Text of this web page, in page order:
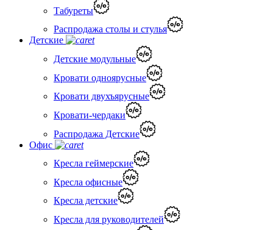
Табуреты
Распродажа столы и стулья
Детские
Детские модульные
Кровати одноярусные
Кровати двухъярусные
Кровати-чердаки
Распродажа Детские
Офис
Кресла геймерские
Кресла офисные
Кресла детские
Кресла для руководителей